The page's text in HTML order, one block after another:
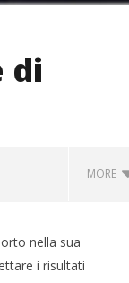
di
MORE
nella sua
i risultati